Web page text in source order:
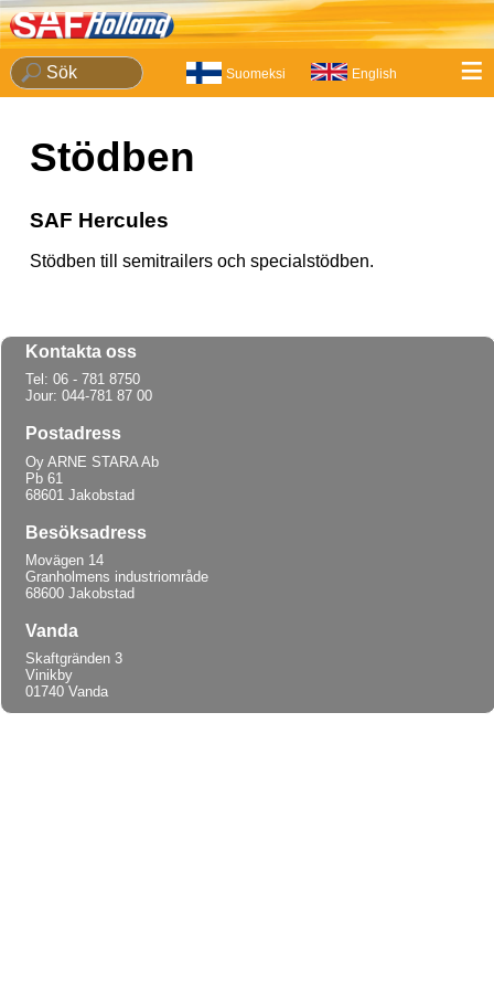
Suomeksi English
≡
Stödben
SAF Hercules
Stödben till semitrailers och specialstödben.
Kontakta oss
Tel: 06 - 781 8750
Jour: 044-781 87 00
Postadress
Oy ARNE STARA Ab
Pb 61
68601 Jakobstad
Besöksadress
Movägen 14
Granholmens industriområde
68600 Jakobstad
Vanda
Skaftgränden 3
Vinikby
01740 Vanda